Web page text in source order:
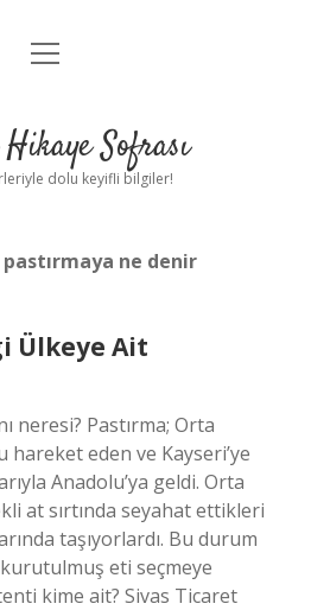
Anasayfa
Uyarı
menüyü
Sofrası
dolu keyifli bilgiler!
ne denir
Ülkeye Ait
neresi? Pastırma; Orta
hareket eden ve Kayseri’ye
Anadolu’ya geldi. Orta
at sırtında seyahat ettikleri
taşıyorlardı. Bu durum
eti seçmeye
kime ait? Sivas Ticaret